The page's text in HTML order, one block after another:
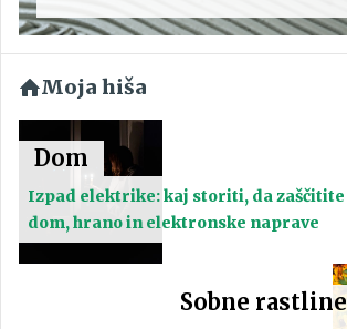
Moja hiša
Dom
Izpad elektrike: kaj storiti, da zaščitite
dom, hrano in elektronske naprave
Sobne rastline